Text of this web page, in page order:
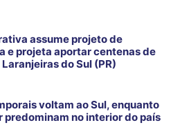
assume projeto de
e projeta aportar centenas de
do Sul (PR)
voltam ao Sul, enquanto
predominam no interior do país